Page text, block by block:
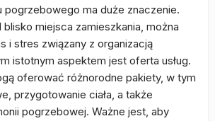
pogrzebowego ma duże znaczenie.
blisko miejsca zamieszkania, można
i stres związany z organizacją
istotnym aspektem jest oferta usług.
oferować różnorodne pakiety, w tym
przygotowanie ciała, a także
pogrzebowej. Ważne jest, aby